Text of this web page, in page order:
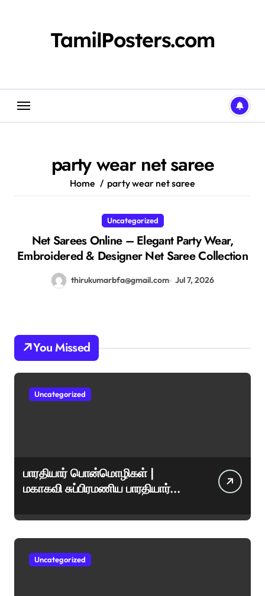
TamilPosters.com
party wear net saree
Home party wear net saree
Uncategorized
Net Sarees Online – Elegant Party Wear,
Embroidered & Designer Net Saree Collection
thirukumarbfa@gmail.com Jul 7, 2026
You Missed
Uncategorized
பாரதியார் பொன்மொழிகள் |
மகாகவி சுப்பிரமணிய பாரதியார்
ஊக்கமளிக்கும் வாசகங்கள்
Uncategorized